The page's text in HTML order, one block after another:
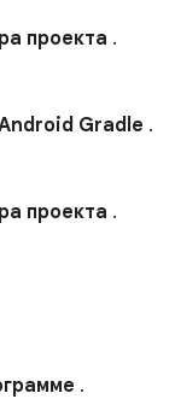
проекта .
Gradle .
проекта .
.